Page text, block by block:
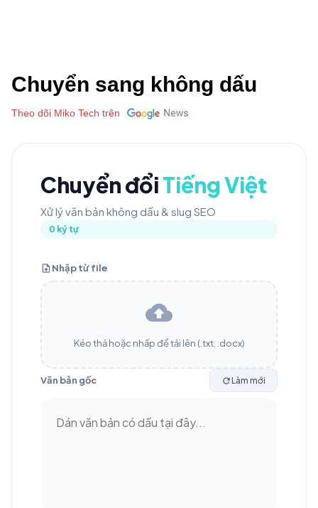
Chuyển sang không dấu
Theo dõi Miko Tech trên
Chuyển đổiTiếng Việt
Xử lý văn bản không dấu & slug SEO
0 ký tự
Nhập từ file
Kéo thả hoặc nhấp để tải lên (.txt, .docx)
Văn bản gốc Làm mới